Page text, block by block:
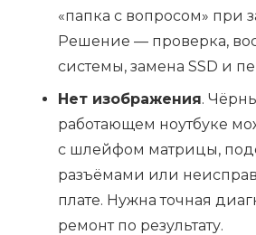
«папка с вопросом» при
Решение — проверка,
системы, замена SSD и
Нет изображения.
работающем ноутбуке
с шлейфом матрицы,
разъёмами или
плате. Нужна точная
ремонт по результату.